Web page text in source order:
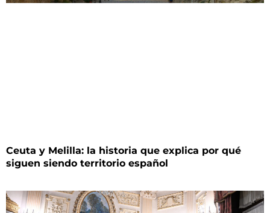
Ceuta y Melilla: la historia que explica por qué
siguen siendo territorio español